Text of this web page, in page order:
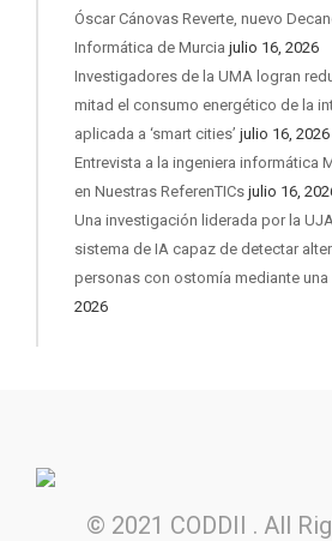
Óscar Cánovas Reverte, nuevo
Informática de Murcia julio 16, 2026
Investigadores de la UMA logran
mitad el consumo energético de la
aplicada a ‘smart cities’ julio 16, 2026
Entrevista a la ingeniera informática
en Nuestras ReferenTICs julio 16,
Una investigación liderada por la
sistema de IA capaz de detectar
personas con ostomía mediante
2026
© 2021 CODDII . All